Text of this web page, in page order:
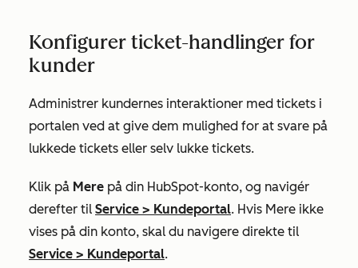
Konfigurer ticket-handlinger for
kunder
Administrer kundernes interaktioner med tickets i
portalen ved at give dem mulighed for at svare på
lukkede tickets eller selv lukke tickets.
Klik på Mere på din HubSpot-konto, og navigér
derefter til Service > Kundeportal. Hvis Mere ikke
vises på din konto, skal du navigere direkte til
Service > Kundeportal.